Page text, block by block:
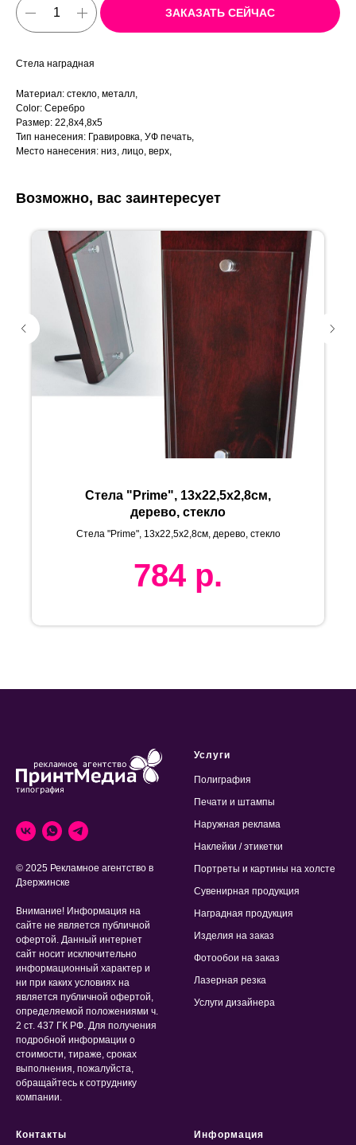
ЗАКАЗАТЬ СЕЙЧАС
Стела наградная
Материал: стекло, металл,
Color: Серебро
Размер: 22,8х4,8х5
Тип нанесения: Гравировка, УФ печать,
Место нанесения: низ, лицо, верх,
Возможно, вас заинтересует
Стела "Prime", 13х22,5х2,8см,
дерево, стекло
Стела "Prime", 13х22,5х2,8см, дерево, стекло
784 р.
© 2025 Рекламное агентство в
Дзержинске
Внимание! Информация на
сайте не является публичной
офертой. Данный интернет
сайт носит исключительно
информационный характер и
ни при каких условиях на
является публичной офертой,
определяемой положениями ч.
2 ст. 437 ГК РФ. Для получения
подробной информации о
стоимости, тираже, сроках
выполнения, пожалуйста,
обращайтесь к сотруднику
компании.
Услуги
Полиграфия
Печати и штампы
Наружная реклама
Наклейки / этикетки
Портреты и картины на холсте
Сувенирная продукция
Наградная продукция
Изделия на заказ
Фотообои на заказ
Лазерная резка
Услуги дизайнера
Контакты Информация